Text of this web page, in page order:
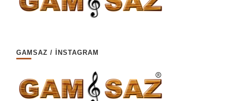
GAMSAZ / İNSTAGRAM